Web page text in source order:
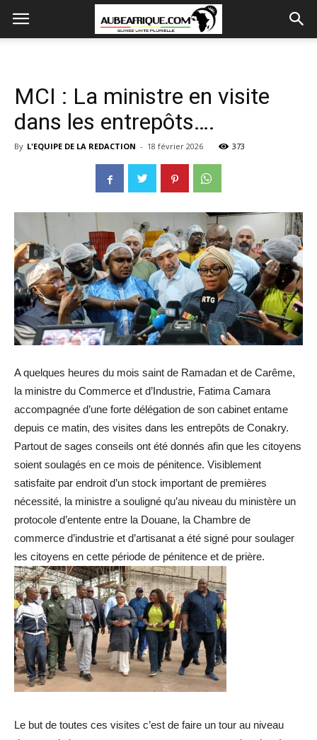
MCI : La ministre en visite
dans les entrepôts….
By L'EQUIPE DE LA REDACTION - 18 février 2026 373
A quelques heures du mois saint de Ramadan et de Carême,
la ministre du Commerce et d’Industrie, Fatima Camara
accompagnée d’une forte délégation de son cabinet entame
depuis ce matin, des visites dans les entrepôts de Conakry.
Partout de sages conseils ont été donnés afin que les citoyens
soient soulagés en ce mois de pénitence. Visiblement
satisfaite par endroit d’un stock important de premières
nécessité, la ministre a souligné qu’au niveau du ministère un
protocole d’entente entre la Douane, la Chambre de
commerce d’industrie et d’artisanat a été signé pour soulager
les citoyens en cette période de pénitence et de prière.
Le but de toutes ces visites c’est de faire un tour au niveau